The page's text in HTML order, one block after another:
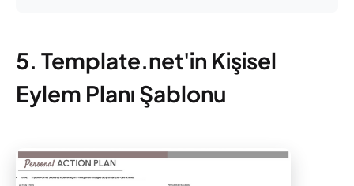
5. Template.net'in Kişisel
Eylem Planı Şablonu